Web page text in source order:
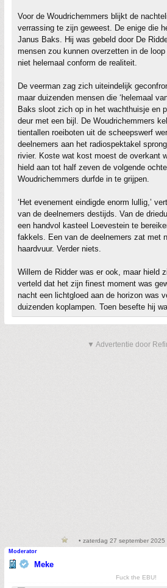
Voor de Woudrichemmers blijkt de
verrassing te zijn geweest. De enige die
Janus Baks. Hij was gebeld door De
mensen zou kunnen overzetten in de
niet helemaal conform de realiteit.
De veerman zag zich uiteindelijk
maar duizenden mensen die ‘helemaal
Baks sloot zich op in het wachthuisje en
deur met een bijl. De Woudrichemmers
tientallen roeiboten uit de scheepswerf
deelnemers aan het radiospektakel
rivier. Koste wat kost moest de overkant
hield aan tot half zeven de volgende
Woudrichemmers durfde in te grijpen.
‘Het evenement eindigde enorm lullig,’
van de deelnemers destijds. Van de
een handvol kasteel Loevestein te
fakkels. Een van de deelnemers zat met
haardvuur. Verder niets.
Willem de Ridder was er ook, maar hield
verteld dat het zijn finest moment was
nacht een lichtgloed aan de horizon was
duizenden koplampen. Toen besefte hij
▼ Advertentie door
• zaterdag 27 september 2025
Moderator
Meke
Fuck the EBU!